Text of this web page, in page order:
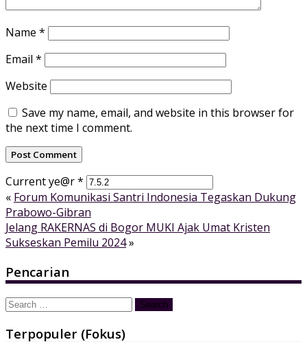
Name *
Email *
Website
Save my name, email, and website in this browser for
the next time I comment.
Current ye@r*
« Forum Komunikasi Santri Indonesia Tegaskan Dukung
Prabowo-Gibran
Jelang RAKERNAS di Bogor MUKI Ajak Umat Kristen
Sukseskan Pemilu 2024»
Pencarian
Search
Terpopuler (Fokus)